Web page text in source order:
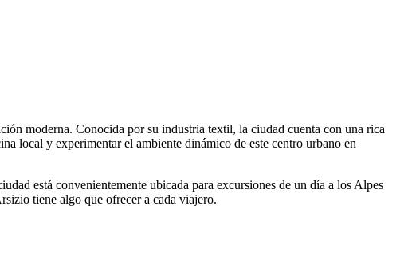
moderna. Conocida por su industria textil, la ciudad cuenta con una rica
local y experimentar el ambiente dinámico de este centro urbano en
está convenientemente ubicada para excursiones de un día a los Alpes
tiene algo que ofrecer a cada viajero.